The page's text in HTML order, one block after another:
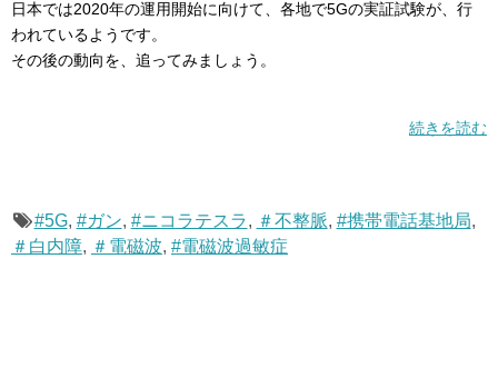
日本では2020年の運用開始に向けて、各地で5Gの実証試験が、行
われているようです。
その後の動向を、追ってみましょう。
続きを読む
#5G, #ガン, #ニコラテスラ, ＃不整脈, #携帯電話基地局,
＃白内障, ＃電磁波, #電磁波過敏症